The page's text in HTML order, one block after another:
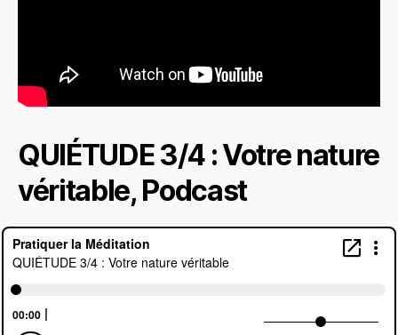
QUIÉTUDE 3/4 : Votre nature
véritable, Podcast